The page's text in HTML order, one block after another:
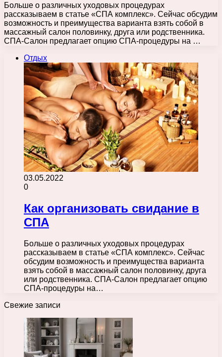
Больше о различных уходовых процедурах
рассказываем в статье «СПА комплекс». Сейчас обсудим
возможность и преимущества варианта взять собой в
массажный салон половинку, друга или родственника.
СПА-Салон предлагает опцию СПА-процедуры на …
Отдых
03.05.2022
0
Как организовать свидание в
СПА
Больше о различных уходовых процедурах
рассказываем в статье «СПА комплекс». Сейчас
обсудим возможность и преимущества варианта
взять собой в массажный салон половинку, друга
или родственника. СПА-Салон предлагает опцию
СПА-процедуры на…
Свежие записи